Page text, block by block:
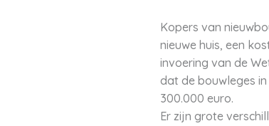
Kopers van
nieuwe huis, een
invoering van de
dat de bouwleges
300.000 euro.
Er zijn grote